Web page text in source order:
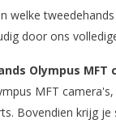
welke
door ons
Olympus MFT
MFT
Bovendien krijg